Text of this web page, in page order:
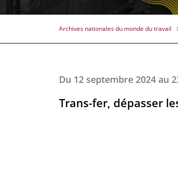
Archives nationales du monde du travail
Du 12 septembre 2024 au
Trans-fer, dépasser